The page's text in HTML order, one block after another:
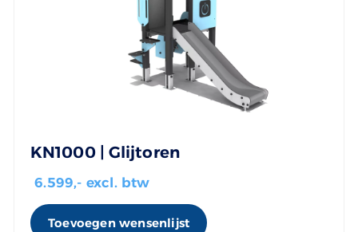
KN1000 | Glijtoren
6.599,- excl. btw
Toevoegen wensenlijst